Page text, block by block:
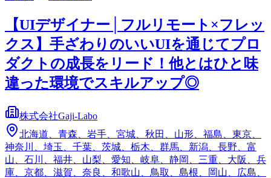
【UIデザイナー│フルリモート×フレッ
クス】手ざわりのいいUIを通じてプロ
ダクトの成長をリード！他とはひと味
違った環境でスキルアップ◎
株式会社Gaji-Labo
北海道、青森、岩手、宮城、秋田、山形、福島、東京、
神奈川、埼玉、千葉、茨城、栃木、群馬、新潟、長野、富
山、石川、福井、山梨、愛知、岐阜、静岡、三重、大阪、兵
庫、京都、滋賀、奈良、和歌山、鳥取、島根、岡山、広島、